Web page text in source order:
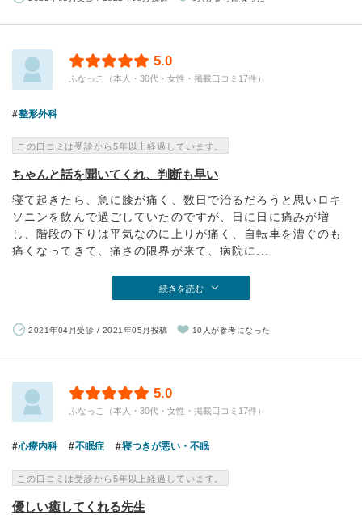
5.0
ふなっこ（本人・30代・女性・掲載口コミ17件）
整形外科
この口コミは受診から5年以上経過しています。
ちゃんと話を聞いてくれ、判断も早い
寝て起きたら、急に膝が痛く、数日で治るだろうと思いロキ
ソニンを飲んで過ごしていたのですが、日に日に痛みが増
し、階段の下りは平気なのに上りが痛く、自転車を漕ぐのも
痛くなってきて、痛さの限界が来て、病院に...
続きを読む
2021年04月受診 / 2021年05月投稿 10人が参考になった
5.0
ふなっこ（本人・30代・女性・掲載口コミ17件）
心療内科 不眠症 寝つきが悪い・不眠
この口コミは受診から5年以上経過しています。
優しい癒してくれる先生